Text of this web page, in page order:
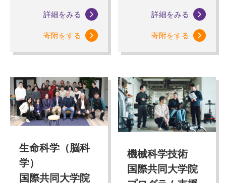
詳細をみる
寄附をする
詳細をみる
寄附をする
生命科学（脳科
学）
国際共同大学院
機械科学技術
国際共同大学院